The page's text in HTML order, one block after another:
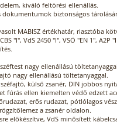
kiváló feltörési ellenállás.
dokumentumok biztonságos
MABISZ értékhatár, riasztóba
"I", VdS 2450 "I", VSÖ "EN 1", A2P
nagy ellenállású
nagy ellenállású töltetanyaggal.
külső zsanér, DIN jobbos
fúrás ellen kiemelten védő edzett
erős rudazat, pótlólagos
a zsanér oldalon.
előkészítve, VdS minősített